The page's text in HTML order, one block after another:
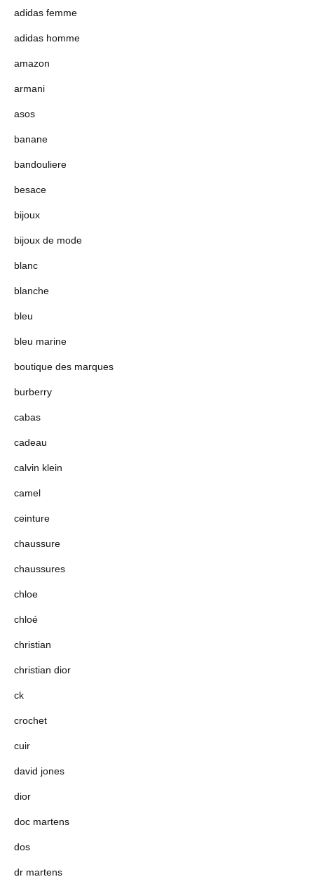
adidas femme
adidas homme
amazon
armani
asos
banane
bandouliere
besace
bijoux
bijoux de mode
blanc
blanche
bleu
bleu marine
boutique des marques
burberry
cabas
cadeau
calvin klein
camel
ceinture
chaussure
chaussures
chloe
chloé
christian
christian dior
ck
crochet
cuir
david jones
dior
doc martens
dos
dr martens